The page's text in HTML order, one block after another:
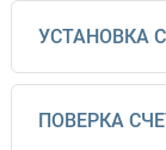
УСТАНОВКА
ПОВЕРКА